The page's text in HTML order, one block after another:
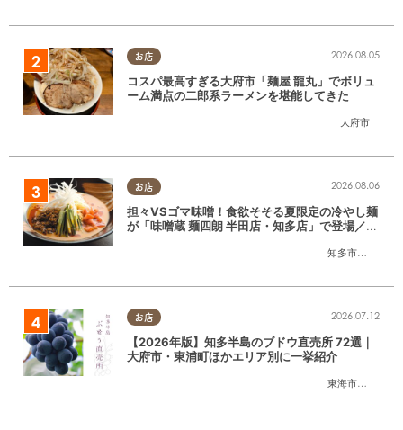
お店
大府市
2026.08.05
コスパ最高すぎる大府市「麺屋 龍丸」でボリュ
ーム満点の二郎系ラーメンを堪能してきた
お店
知多市
,半田市
2026.08.06
担々VSゴマ味噌！食欲そそる夏限定の冷やし麺
が「味噌蔵 麺四朗 半田店・知多店」で登場／ち
お店
東海市
,大府市
2026.07.12
【2026年版】知多半島のブドウ直売所 72選｜
大府市・東浦町ほかエリア別に一挙紹介